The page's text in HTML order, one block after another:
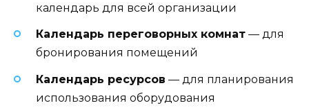
календарь для всей организации
Календарь переговорных комнат — для
бронирования помещений
Календарь ресурсов — для планирования
использования оборудования